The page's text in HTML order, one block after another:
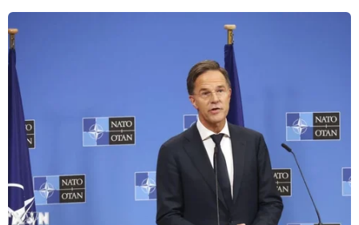
Đợt rét đậm từ đêm 20/1: Nhiệt độ xuống
0 độ C, nguy cơ xảy ra băng giá
18/01/2024 07:01
Trong đợt không khí lạnh xuất hiện từ đêm 20/1 tới, dự
báo nhiệt độ tại các khu vực núi cao có thể xuống xấp
xỉ 0 độ C kèm với mưa nên người dân cần đề phòng